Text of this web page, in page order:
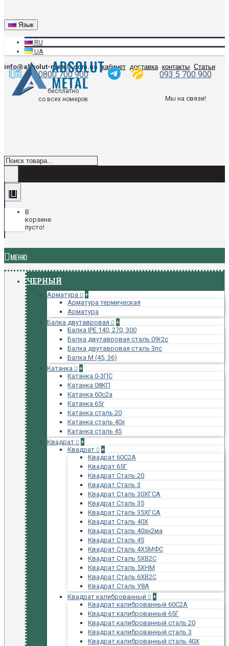
Язык
RU
UA
info@absolut-metall.com.ua
кабинет доставка контакты Статьи
0800 700 900 093 5 700 900
бесплатно
со всех номеров
Мы на связи!
В
корзине
пусто!
МЕНЮ
ЧЕРНЫЙ
Арматура
+
Арматура термическая
Арматура
Балка двутавровая
+
Балка IPE 140, 270, 300
Балка двутавровая сталь 09г2с
Балка двутавровая сталь 3пс
Балка М (45, 36)
Катанка
+
Катанка 0-3ПС
Катанка 08КП
Катанка 60с2а
Катанка 65г
Катанка сталь 20
Катанка сталь 40х
Катанка сталь 45
Квадрат
+
Квадрат
+
Квадрат 60С2А
Квадрат 65Г
Квадрат Сталь 20
Квадрат Сталь 3
Квадрат Сталь 30ХГСА
Квадрат Сталь 35
Квадрат Сталь 35ХГСА
Квадрат Сталь 40Х
Квадрат Сталь 40хн2ма
Квадрат Сталь 45
Квадрат Сталь 4Х5МФС
Квадрат Сталь 5ХВ2С
Квадрат Сталь 5ХНМ
Квадрат Сталь 6ХВ2С
Квадрат Сталь У8А
Квадрат калиброванный
+
Квадрат калиброванный 60С2А
Квадрат калиброванный 65Г
Квадрат калиброванный сталь 20
Квадрат калиброванный сталь 3
Квадрат калиброванный сталь 40Х